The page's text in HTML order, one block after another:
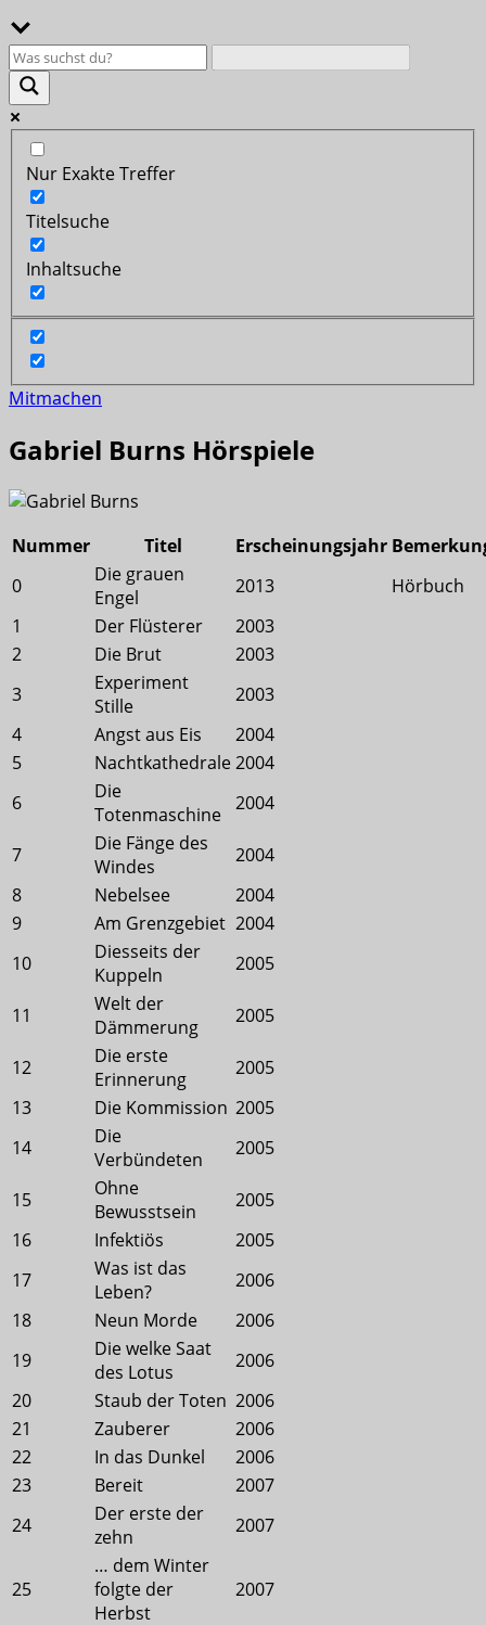
Nur Exakte Treffer
Titelsuche
Inhaltsuche
Mitmachen
Gabriel Burns Hörspiele
Nummer Titel Erscheinungsjahr
0
Die grauen
Engel
2013
Hörbuch
1
Der Flüsterer
2003
2
Die Brut
2003
3
Experiment
Stille
2003
4
Angst aus Eis
2004
5
Nachtkathedrale2004
6
Die
Totenmaschine 2004
7
Die Fänge des
Windes
2004
8
Nebelsee
2004
9
Am Grenzgebiet 2004
10
Diesseits der
Kuppeln
2005
11
Welt der
Dämmerung
2005
12
Die erste
Erinnerung
2005
13
Die Kommission 2005
14
Die
Verbündeten
2005
15
Ohne
Bewusstsein
2005
16
Infektiös
2005
17
Was ist das
Leben?
2006
18
Neun Morde
2006
19
Die welke Saat
des Lotus
2006
20
Staub der Toten 2006
21
Zauberer
2006
22
In das Dunkel
2006
23
Bereit
2007
24
Der erste der
zehn
2007
25
… dem Winter
folgte der
Herbst
2007